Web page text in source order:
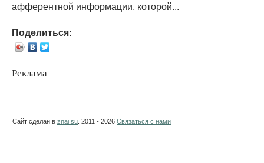
афферентной информации, которой...
Поделиться:
Реклама
Сайт сделан в znai.su . 2011 - 2026 Связаться с нами